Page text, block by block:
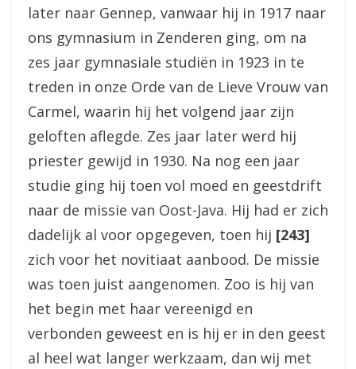
later naar Gennep, vanwaar hij in 1917 naar
ons gymnasium in Zenderen ging, om na
zes jaar gymnasiale studiën in 1923 in te
treden in onze Orde van de Lieve Vrouw van
Carmel, waarin hij het volgend jaar zijn
geloften aflegde. Zes jaar later werd hij
priester gewijd in 1930. Na nog een jaar
studie ging hij toen vol moed en geestdrift
naar de missie van Oost-Java. Hij had er zich
dadelijk al voor opgegeven, toen hij [243]
zich voor het novitiaat aanbood. De missie
was toen juist aangenomen. Zoo is hij van
het begin met haar vereenigd en
verbonden geweest en is hij er in den geest
al heel wat langer werkzaam, dan wij met